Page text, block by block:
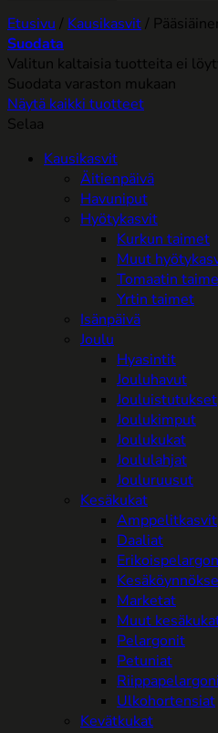
Etusivu / Kausikasvit/
Suodata
Valitun kaltaisia tuotteita ei
Suodata varaston mukaan
Näytä kaikki tuotteet
Selaa
Kausikasvit
Äitienpäivä
Havuniput
Hyötykasvit
Kurkun taimet
Muut
Tomaatin
Yrtin taimet
Isänpäivä
Joulu
Hyasintit
Jouluhavut
Jouluistutukset
Joulukimput
Joulukukat
Joululahjat
Jouluruusut
Kesäkukat
Amppelitkasvit
Daaliat
Marketat
Muut
Pelargonit
Petuniat
Ulkohortensiat
Kevätkukat